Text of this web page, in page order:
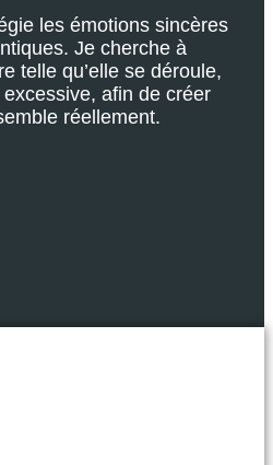
les émotions sincères
Je cherche à
telle qu’elle se déroule,
afin de créer
réellement.